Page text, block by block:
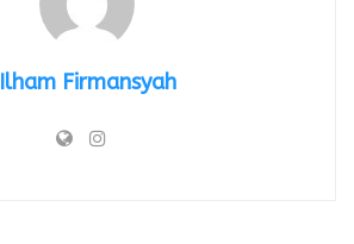
Ilham Firmansyah